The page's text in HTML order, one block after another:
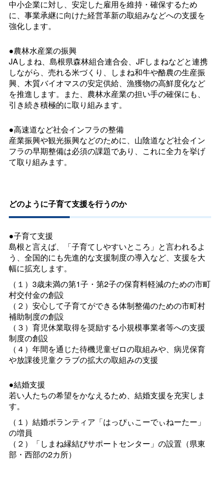
中小企業に対し、安定した雇用を維持・確保するため
に、事業承継に向けた経営革新の取組みなどへの支援を
強化します。
●農林水産業の振興
JAしまね、島根県森林組合連合会、JFしまねなどと連携
しながら、売れる米づくり、しまね和牛や酪農の生産振
興、木質バイオマスの安定供給、漁獲物の高鮮度化など
を推進します。また、農林水産業の担い手の確保にも、
引き続き積極的に取り組みます。
●高速道など社会インフラの整備
産業振興や観光振興などのために、山陰道など社会イン
フラの早期整備は必須の課題であり、これに全力を挙げ
て取り組みます。
どのように子育て支援を行うのか
●子育て支援
島根と言えば、「子育てしやすいところ」と言われるよ
う、全国的にも先進的な支援制度の導入など、支援を大
幅に拡充します。
（１）3歳未満の第1子・第2子の保育料軽減のための市町
村交付金の創設
（２）安心して子育てができる体制整備のための市町村
補助制度の創設
（３）育児休業取得を奨励する小規模事業者等への支援
制度の創設
（４）年間を通じた待機児童ゼロの取組みや、病児保育
や放課後児童クラブの拡大の取組みの支援
●結婚支援
若い人たちの希望をかなえるため、結婚支援を充実しま
す。
（１）結婚ボランティア「はっぴぃこーでぃねーたー」
の増員
（２）「しまね縁結びサポートセンター」の設置（県東
部・西部の2カ所）